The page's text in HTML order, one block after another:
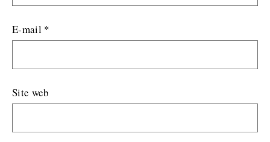
E-mail *
Site web